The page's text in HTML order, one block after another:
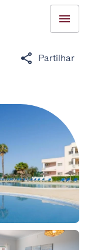
Partilhar